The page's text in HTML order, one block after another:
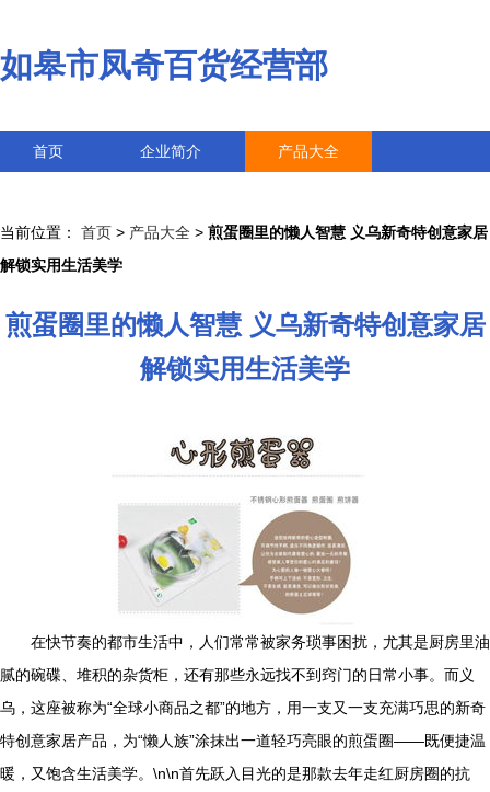
如皋市凤奇百货经营部
首页 企业简介 产品大全
当前位置： 首页 > 产品大全 > 煎蛋圈里的懒人智慧 义乌新奇特创意家居
解锁实用生活美学
煎蛋圈里的懒人智慧 义乌新奇特创意家居
解锁实用生活美学
在快节奏的都市生活中，人们常常被家务琐事困扰，尤其是厨房里油
腻的碗碟、堆积的杂货柜，还有那些永远找不到窍门的日常小事。而义
乌，这座被称为“全球小商品之都”的地方，用一支又一支充满巧思的新奇
特创意家居产品，为“懒人族”涂抹出一道轻巧亮眼的煎蛋圈——既便捷温
暖，又饱含生活美学。\n\n首先跃入目光的是那款去年走红厨房圈的抗